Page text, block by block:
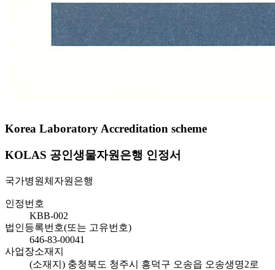
Korea Laboratory Accreditation scheme
KOLAS 공인생물자원은행 인정서
국가병원체자원은행
인정번호
KBB-002
법인등록번호(또는 고유번호)
646-83-00041
사업장소재지
(소재지) 충청북도 청주시 흥덕구 오송읍 오송생명2로